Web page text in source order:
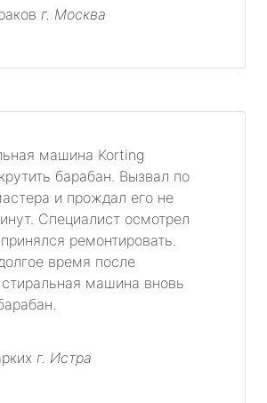
г. Москва
машина Korting
барабан. Вызвал по
и прождал его не
Специалист осмотрел
ремонтировать.
время после
машина вновь
г. Истра